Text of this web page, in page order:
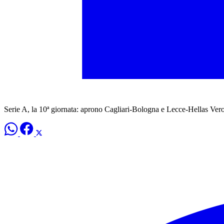
Serie A, la 10ª giornata: aprono Cagliari-Bologna e Lecce-Hellas